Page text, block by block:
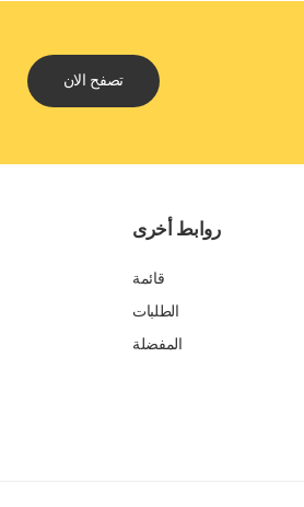
تصفح الان
روابط أخرى
قائمة
الطلبات
المفضلة